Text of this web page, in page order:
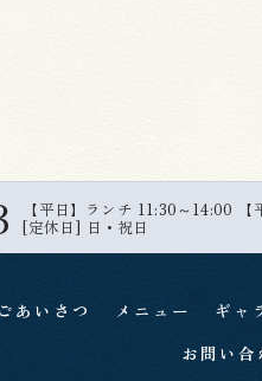
【平日】ランチ 11:30～14:00
[定休日] 日・祝日
ごあいさつ メニュー ギャ
お問い合